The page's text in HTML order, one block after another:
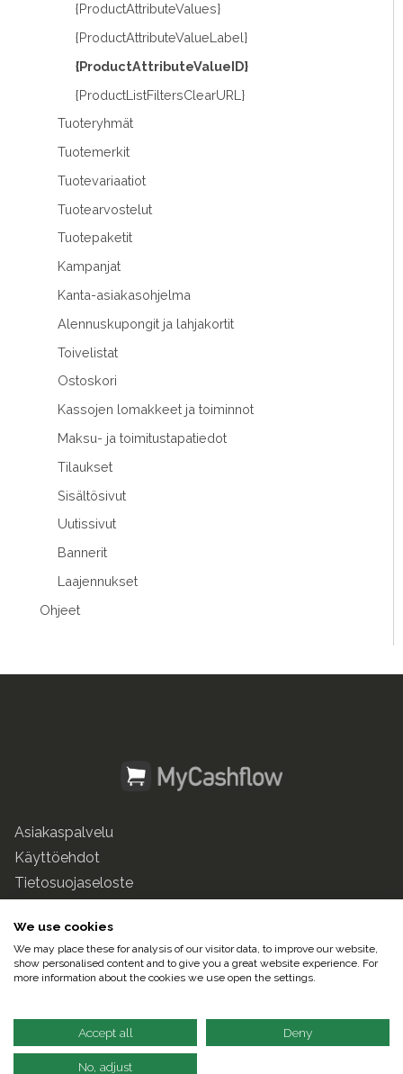
{ProductAttributeValues}
{ProductAttributeValueLabel}
{ProductAttributeValueID}
{ProductListFiltersClearURL}
Tuoteryhmät
Tuotemerkit
Tuotevariaatiot
Tuotearvostelut
Tuotepaketit
Kampanjat
Kanta-asiakasohjelma
Alennuskupongit ja lahjakortit
Toivelistat
Ostoskori
Kassojen lomakkeet ja toiminnot
Maksu- ja toimitustapatiedot
Tilaukset
Sisältösivut
Uutissivut
Bannerit
Laajennukset
Ohjeet
Asiakaspalvelu
Käyttöehdot
Tietosuojaseloste
© 2025 Pulse247 Oy. Kaikki oikeudet pidätetään.
We use cookies
We may place these for analysis of our visitor data, to improve our website,
show personalised content and to give you a great website experience. For
more information about the cookies we use open the settings.
Accept all Deny
No, adjust